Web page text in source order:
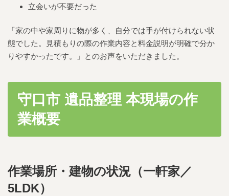
立会いが不要だった
「家の中や家周りに物が多く、自分では手が付けられない状
態でした。見積もりの際の作業内容と料金説明が明確で分か
りやすかったです。」とのお声をいただきました。
守口市 遺品整理 本現場の作
業概要
作業場所・建物の状況（一軒家／
5LDK）